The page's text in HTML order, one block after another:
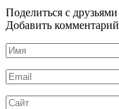
Поделиться с друзьями
Добавить комментарий
Имя
*
Email
*
Сайт